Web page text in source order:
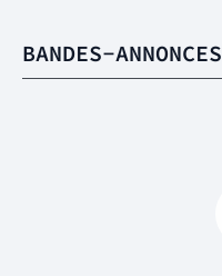
BANDES-ANNONCES